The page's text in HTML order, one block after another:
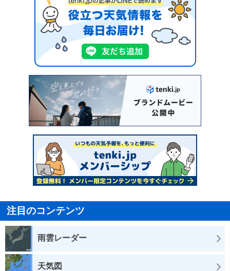
注目のコンテンツ
雨雲レーダー
天気図